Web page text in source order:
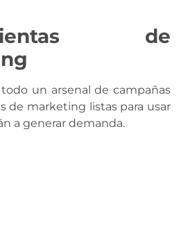
de
un arsenal de campañas
de marketing listas para usar
a generar demanda.